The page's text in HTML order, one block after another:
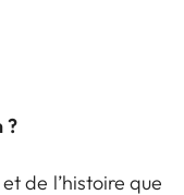
?
de l’histoire que